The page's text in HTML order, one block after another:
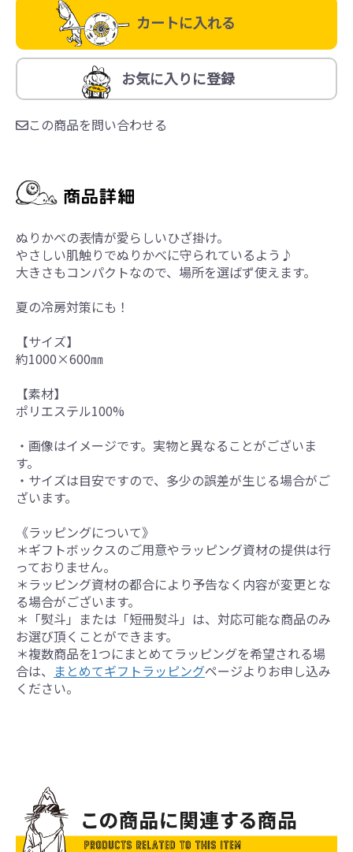
カートに入れる
お気に入りに登録
この商品を問い合わせる
ぬりかべの表情が愛らしいひざ掛け。
やさしい肌触りでぬりかべに守られているよう♪
大きさもコンパクトなので、場所を選ばず使えます。
夏の冷房対策にも！
【サイズ】
約1000×600㎜
【素材】
ポリエステル100%
・画像はイメージです。実物と異なることがございま
す。
・サイズは目安ですので、多少の誤差が生じる場合がご
ざいます。
《ラッピングについて》
＊ギフトボックスのご用意やラッピング資材の提供は行
っておりません。
＊ラッピング資材の都合により予告なく内容が変更とな
る場合がございます。
＊「熨斗」または「短冊熨斗」は、対応可能な商品のみ
お選び頂くことができます。
＊複数商品を1つにまとめてラッピングを希望される場
合は、 まとめてギフトラッピングページよりお申し込み
ください。